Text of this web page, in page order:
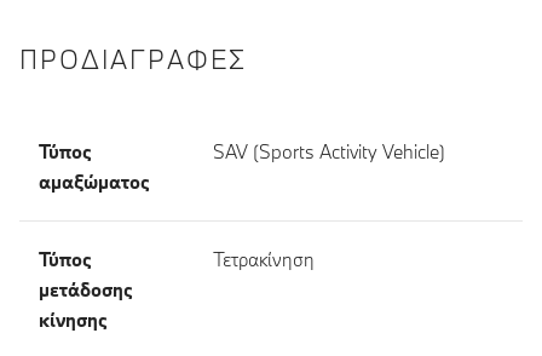
ΠΡΟΔΙΑΓΡΑΦΈΣ
Τύπος
αμαξώματος
SAV (Sports Activity Vehicle)
Τύπος
μετάδοσης
κίνησης
Τετρακίνηση